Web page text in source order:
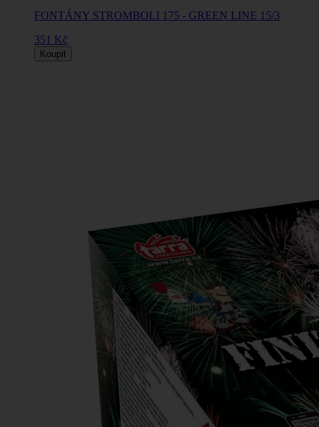
FONTÁNY STROMBOLI 175 - GREEN LINE 15/3
351 Kč
Koupit